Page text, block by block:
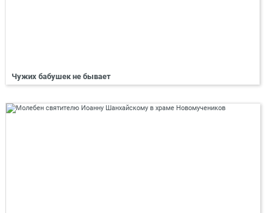
Чужих бабушек не бывает